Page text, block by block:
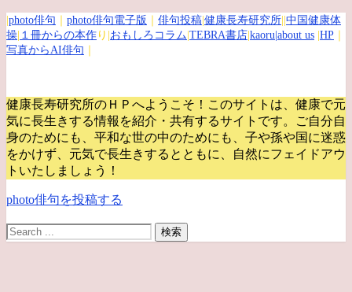
photo俳句 photo俳句電子版 俳句投稿 健康長寿研究所 中国健康体
操 １冊からの本作 り| おもしろコラム TEBRA書店 kaoru |about us HP
写真からAI俳句
健康長寿研究所のＨＰへようこそ！このサイトは、健康で元
気に長生きする情報を紹介・共有するサイトです。
ご自分自
身のためにも、平和な世の中のためにも、子や孫や国に迷惑
をかけず、元気で長生きするとともに、自然にフェイドアウ
トいたしましょう！
photo俳句を投稿する